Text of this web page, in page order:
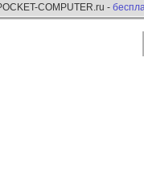
COMPUTER.ru -